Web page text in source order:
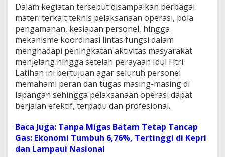
s
L
i
n
g
g
a
G
e
l
a
r
a
i
h
Dalam kegiatan tersebut disampaikan berbagai
materi terkait teknis pelaksanaan operasi, pola
pengamanan, kesiapan personel, hingga
mekanisme koordinasi lintas fungsi dalam
menghadapi peningkatan aktivitas masyarakat
menjelang hingga setelah perayaan Idul Fitri.
Latihan ini bertujuan agar seluruh personel
memahami peran dan tugas masing-masing di
lapangan sehingga pelaksanaan operasi dapat
berjalan efektif, terpadu dan profesional.
Baca Juga: Tanpa Migas Batam Tetap Tancap
Gas: Ekonomi Tumbuh 6,76%, Tertinggi di Kepri
dan Lampaui Nasional